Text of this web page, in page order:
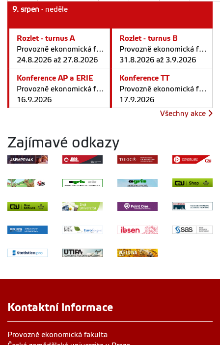
9. srpen - neděle
Rozlet - turnus A
Provozně ekonomická fakulta v Praze
24.8.2026 až 27.8.2026
Rozlet - turnus B
Provozně ekonomická fakulta v Praze
31.8.2026 až 3.9.2026
Konference AP a ERIE
Provozně ekonomická fakulta v Praze
16.9.2026
Konference TT
Provozně ekonomická fakulta v Praze
17.9.2026
Všechny akce
Zajímavé odkazy
Kontaktní informace
Provozně ekonomická fakulta